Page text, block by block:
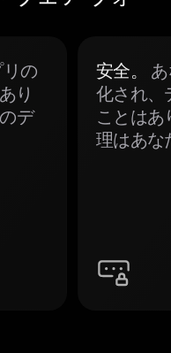
の
り
デ
安全。
化され、
ことはあ
理はあな